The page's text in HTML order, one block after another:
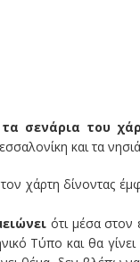
σενάρια του
και τα
χάρτη δίνοντας
ότι μέσα στον
Τύπο και θα γίνει